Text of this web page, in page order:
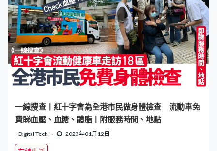
一線搜查丨紅十字會為全港市民做身體檢查 流動車免
費睇血壓、血糖、體脂丨附服務時間、地點
Digital Tech 2023年01月12日